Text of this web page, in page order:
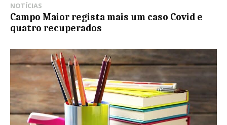
NOTÍCIAS
Campo Maior regista mais um caso Covid e
quatro recuperados